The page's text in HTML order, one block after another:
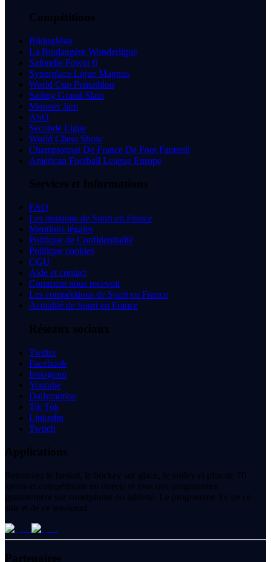
Compétitions
BikingMan
La Boulangère Wonderligue
Saforelle Power 6
Synerglace Ligue Magnus
World Cup Pentathlon
Sailing Grand Slam
Monster Jam
ASO
Seconde Ligue
World Chess Show
Championnat De France De Foot Fauteuil
American Football League Europe
Services et Informations
FAQ
Les missions de Sport en France
Mentions légales
Politique de Confidentialité
Politique cookies
CGU
Aide et contact
Comment nous recevoir
Les compétitions de Sport en France
Actualité de Sport en France
Réseaux sociaux
Twitter
Facebook
Instagram
Youtube
Dailymotion
Tik Tok
Linkedin
Twitch
Applications
Retrouvez le basket, le hockey sur glace, le volley et plus de 70
sports et compétitions en directs et tous nos programmes
gratuitement sur smartphone ou tablette. Le programme Tv de ce
soir et de ce weekend.
Partenaires